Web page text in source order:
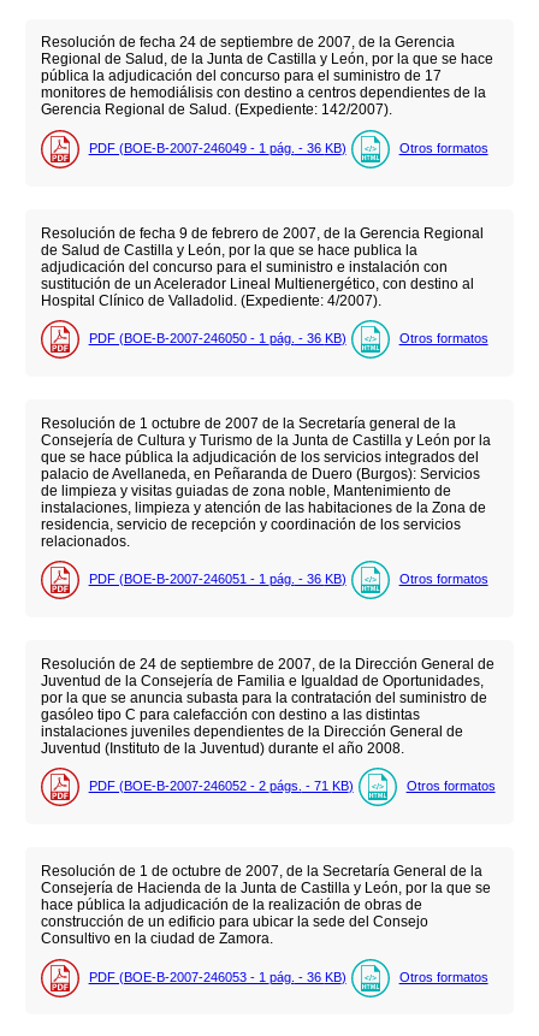
Resolución de fecha 24 de septiembre de 2007, de la Gerencia
Regional de Salud, de la Junta de Castilla y León, por la que se hace
pública la adjudicación del concurso para el suministro de 17
monitores de hemodiálisis con destino a centros dependientes de la
Gerencia Regional de Salud. (Expediente: 142/2007).
PDF (BOE-B-2007-246049 - 1 pág. - 36 KB) Otros formatos
Resolución de fecha 9 de febrero de 2007, de la Gerencia Regional
de Salud de Castilla y León, por la que se hace publica la
adjudicación del concurso para el suministro e instalación con
sustitución de un Acelerador Lineal Multienergético, con destino al
Hospital Clínico de Valladolid. (Expediente: 4/2007).
PDF (BOE-B-2007-246050 - 1 pág. - 36 KB) Otros formatos
Resolución de 1 octubre de 2007 de la Secretaría general de la
Consejería de Cultura y Turismo de la Junta de Castilla y León por la
que se hace pública la adjudicación de los servicios integrados del
palacio de Avellaneda, en Peñaranda de Duero (Burgos): Servicios
de limpieza y visitas guiadas de zona noble, Mantenimiento de
instalaciones, limpieza y atención de las habitaciones de la Zona de
residencia, servicio de recepción y coordinación de los servicios
relacionados.
PDF (BOE-B-2007-246051 - 1 pág. - 36 KB) Otros formatos
Resolución de 24 de septiembre de 2007, de la Dirección General de
Juventud de la Consejería de Familia e Igualdad de Oportunidades,
por la que se anuncia subasta para la contratación del suministro de
gasóleo tipo C para calefacción con destino a las distintas
instalaciones juveniles dependientes de la Dirección General de
Juventud (Instituto de la Juventud) durante el año 2008.
PDF (BOE-B-2007-246052 - 2 págs. - 71 KB) Otros formatos
Resolución de 1 de octubre de 2007, de la Secretaría General de la
Consejería de Hacienda de la Junta de Castilla y León, por la que se
hace pública la adjudicación de la realización de obras de
construcción de un edificio para ubicar la sede del Consejo
Consultivo en la ciudad de Zamora.
PDF (BOE-B-2007-246053 - 1 pág. - 36 KB) Otros formatos